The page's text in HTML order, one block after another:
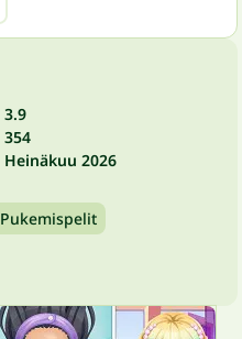
3.9
354
Heinäkuu 2026
Pukemispelit